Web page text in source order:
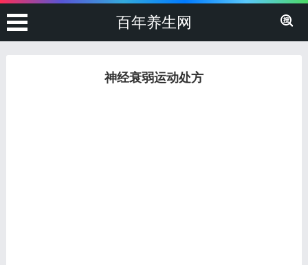
百年养生网
神经衰弱运动处方